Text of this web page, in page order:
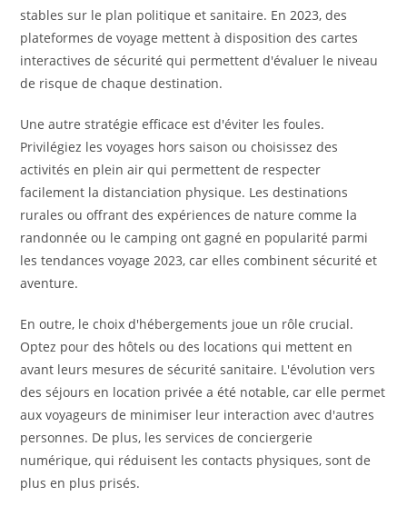
stables sur le plan politique et sanitaire. En 2023, des
plateformes de voyage mettent à disposition des cartes
interactives de sécurité qui permettent d'évaluer le niveau
de risque de chaque destination.
Une autre stratégie efficace est d'éviter les foules.
Privilégiez les voyages hors saison ou choisissez des
activités en plein air qui permettent de respecter
facilement la distanciation physique. Les destinations
rurales ou offrant des expériences de nature comme la
randonnée ou le camping ont gagné en popularité parmi
les tendances voyage 2023, car elles combinent sécurité et
aventure.
En outre, le choix d'hébergements joue un rôle crucial.
Optez pour des hôtels ou des locations qui mettent en
avant leurs mesures de sécurité sanitaire. L'évolution vers
des séjours en location privée a été notable, car elle permet
aux voyageurs de minimiser leur interaction avec d'autres
personnes. De plus, les services de conciergerie
numérique, qui réduisent les contacts physiques, sont de
plus en plus prisés.